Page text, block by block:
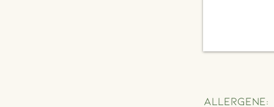
Allergene: